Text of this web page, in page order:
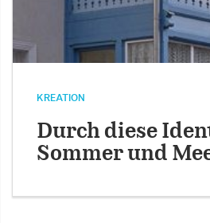
KREATION
Durch diese
Sommer und